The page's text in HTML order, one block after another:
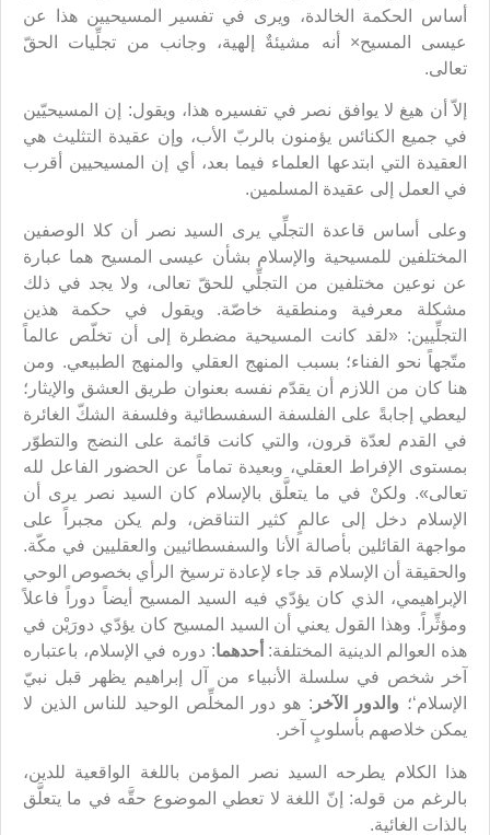
أساس الحكمة الخالدة، ويرى في تفسير المسيحيين هذا عن
عيسى المسيح× أنه مشيئةٌ إلهية، وجانب من تجلِّيات الحقّ
تعالى.
إلاّ أن هيغ لا يوافق نصر في تفسيره هذا، ويقول: إن المسيحيّين
في جميع الكنائس يؤمنون بالربّ الأب، وإن عقيدة التثليث هي
العقيدة التي ابتدعها العلماء فيما بعد، أي إن المسيحيين أقرب
في العمل إلى عقيدة المسلمين.
وعلى أساس قاعدة التجلِّي يرى السيد نصر أن كلا الوصفين
المختلفين للمسيحية والإسلام بشأن عيسى المسيح هما عبارة
عن نوعين مختلفين من التجلِّي للحقّ تعالى، ولا يجد في ذلك
مشكلة معرفية ومنطقية خاصّة. ويقول في حكمة هذين
التجلِّيين: «لقد كانت المسيحية مضطرة إلى أن تخلّص عالماً
متّجهاً نحو الفناء؛ بسبب المنهج العقلي والمنهج الطبيعي. ومن
هنا كان من اللازم أن يقدّم نفسه بعنوان طريق العشق والإيثار؛
ليعطي إجابةً على الفلسفة السفسطائية وفلسفة الشكّ الغائرة
في القدم لعدّة قرون، والتي كانت قائمة على النضج والتطوّر
بمستوى الإفراط العقلي، وبعيدة تماماً عن الحضور الفاعل لله
تعالى». ولكنْ في ما يتعلَّق بالإسلام كان السيد نصر يرى أن
الإسلام دخل إلى عالمٍ كثير التناقض، ولم يكن مجبراً على
مواجهة القائلين بأصالة الأنا والسفسطائيين والعقليين في مكّة.
والحقيقة أن الإسلام قد جاء لإعادة ترسيخ الرأي بخصوص الوحي
الإبراهيمي، الذي كان يؤدّي فيه السيد المسيح أيضاً دوراً فاعلاً
ومؤثِّراً. وهذا القول يعني أن السيد المسيح كان يؤدّي دورَيْن في
هذه العوالم الدينية المختلفة: أحدهما: دوره في الإسلام، باعتباره
آخر شخص في سلسلة الأنبياء من آل إبراهيم يظهر قبل نبيّ
الإسلام‘؛ والدور الآخر : هو دور المخلِّص الوحيد للناس الذين لا
يمكن خلاصهم بأسلوبٍ آخر.
هذا الكلام يطرحه السيد نصر المؤمن باللغة الواقعية للدين،
بالرغم من قوله: إنّ اللغة لا تعطي الموضوع حقَّه في ما يتعلَّق
بالذات الغائية.